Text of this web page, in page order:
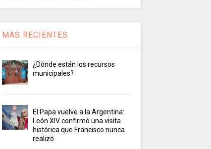
MAS RECIENTES
¿Dónde están los recursos
municipales?
El Papa vuelve a la Argentina:
León XIV confirmó una visita
histórica que Francisco nunca
realizó